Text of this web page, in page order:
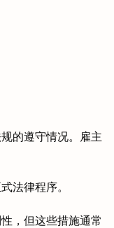
的遵守情况。雇主
法律程序。
，但这些措施通常